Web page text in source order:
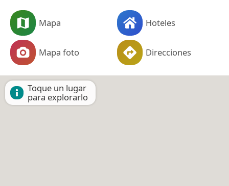
Mapa Hoteles
Mapa foto Direcciones
Toque un lugar
para explorarlo